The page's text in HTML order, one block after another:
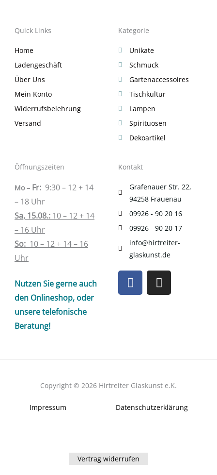
Quick Links
Home
Ladengeschäft
Über Uns
Mein Konto
Widerrufsbelehrung
Versand
Kategorie
Unikate
Schmuck
Gartenaccessoires
Tischkultur
Lampen
Spirituosen
Dekoartikel
Öffnungszeiten
Mo – Fr: 9:30 – 12 + 14
– 18 Uhr
Sa, 15.08.: 10 – 12 + 14
– 16 Uhr
So: 10 – 12 + 14 – 16
Uhr
Nutzen Sie gerne auch
den Onlineshop, oder
unsere telefonische
Beratung!
Kontakt
Grafenauer Str. 22,
94258 Frauenau
09926 - 90 20 16
09926 - 90 20 17
info@hirtreiter-
glaskunst.de
F
a
c
I
n
s
Copyright © 2026 Hirtreiter Glaskunst e.K.
Impressum Datenschutzerklärung
Vertrag widerrufen